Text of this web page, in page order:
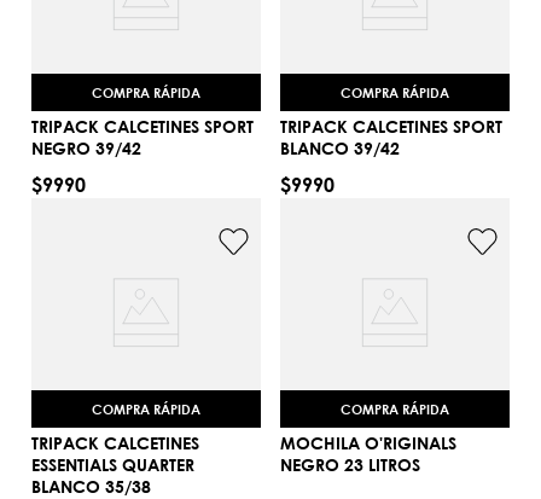
COMPRA RÁPIDA
TRIPACK CALCETINES SPORT
NEGRO 39/42
$9990
COMPRA RÁPIDA
TRIPACK CALCETINES SPORT
BLANCO 39/42
$9990
COMPRA RÁPIDA
TRIPACK CALCETINES
ESSENTIALS QUARTER
BLANCO 35/38
COMPRA RÁPIDA
MOCHILA O'RIGINALS
NEGRO 23 LITROS